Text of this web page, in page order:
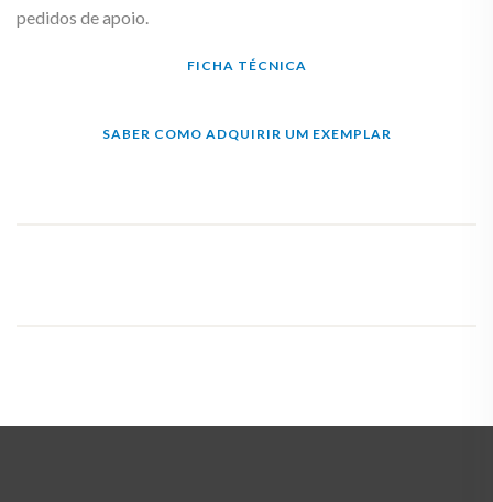
pedidos de apoio.
FICHA TÉCNICA
SABER COMO ADQUIRIR UM EXEMPLAR